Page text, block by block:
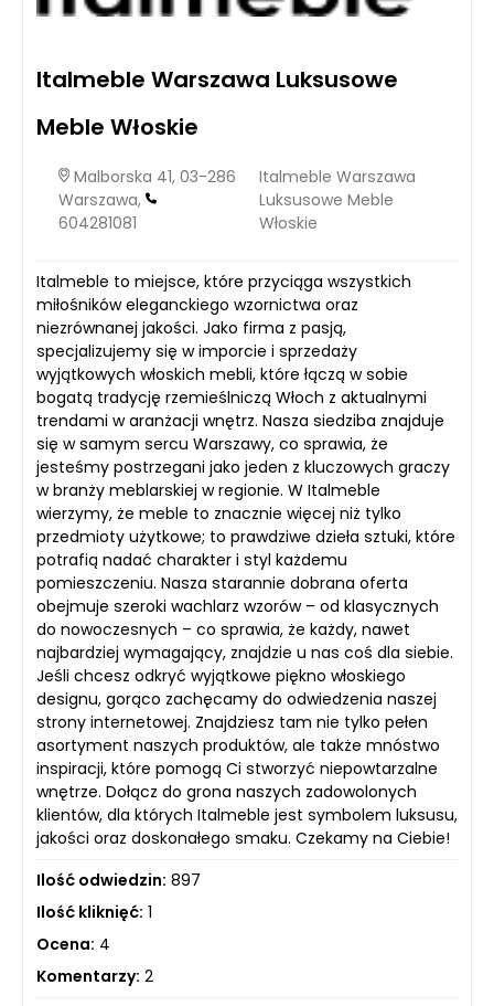
Italmeble Warszawa Luksusowe
Meble Włoskie
Malborska 41, 03-286
Warszawa,
604281081
Italmeble Warszawa
Luksusowe Meble
Włoskie
Italmeble to miejsce, które przyciąga wszystkich
miłośników eleganckiego wzornictwa oraz
niezrównanej jakości. Jako firma z pasją,
specjalizujemy się w imporcie i sprzedaży
wyjątkowych włoskich mebli, które łączą w sobie
bogatą tradycję rzemieślniczą Włoch z aktualnymi
trendami w aranżacji wnętrz. Nasza siedziba znajduje
się w samym sercu Warszawy, co sprawia, że
jesteśmy postrzegani jako jeden z kluczowych graczy
w branży meblarskiej w regionie. W Italmeble
wierzymy, że meble to znacznie więcej niż tylko
przedmioty użytkowe; to prawdziwe dzieła sztuki, które
potrafią nadać charakter i styl każdemu
pomieszczeniu. Nasza starannie dobrana oferta
obejmuje szeroki wachlarz wzorów – od klasycznych
do nowoczesnych – co sprawia, że każdy, nawet
najbardziej wymagający, znajdzie u nas coś dla siebie.
Jeśli chcesz odkryć wyjątkowe piękno włoskiego
designu, gorąco zachęcamy do odwiedzenia naszej
strony internetowej. Znajdziesz tam nie tylko pełen
asortyment naszych produktów, ale także mnóstwo
inspiracji, które pomogą Ci stworzyć niepowtarzalne
wnętrze. Dołącz do grona naszych zadowolonych
klientów, dla których Italmeble jest symbolem luksusu,
jakości oraz doskonałego smaku. Czekamy na Ciebie!
Ilość odwiedzin: 897
Ilość kliknięć: 1
Ocena: 4
Komentarzy: 2